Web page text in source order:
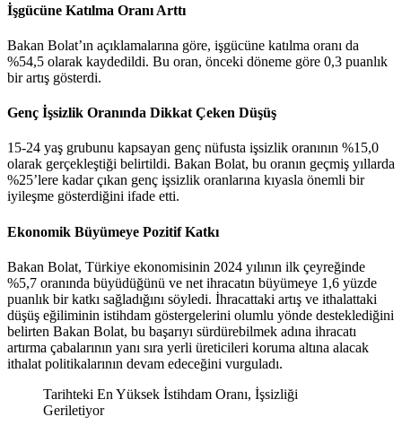
İşgücüne Katılma Oranı Arttı
Bakan Bolat’ın açıklamalarına göre, işgücüne katılma oranı da
%54,5 olarak kaydedildi. Bu oran, önceki döneme göre 0,3 puanlık
bir artış gösterdi.
Genç İşsizlik Oranında Dikkat Çeken Düşüş
15-24 yaş grubunu kapsayan genç nüfusta işsizlik oranının %15,0
olarak gerçekleştiği belirtildi. Bakan Bolat, bu oranın geçmiş yıllarda
%25’lere kadar çıkan genç işsizlik oranlarına kıyasla önemli bir
iyileşme gösterdiğini ifade etti.
Ekonomik Büyümeye Pozitif Katkı
Bakan Bolat, Türkiye ekonomisinin 2024 yılının ilk çeyreğinde
%5,7 oranında büyüdüğünü ve net ihracatın büyümeye 1,6 yüzde
puanlık bir katkı sağladığını söyledi. İhracattaki artış ve ithalattaki
düşüş eğiliminin istihdam göstergelerini olumlu yönde desteklediğini
belirten Bakan Bolat, bu başarıyı sürdürebilmek adına ihracatı
artırma çabalarının yanı sıra yerli üreticileri koruma altına alacak
ithalat politikalarının devam edeceğini vurguladı.
Tarihteki En Yüksek İstihdam Oranı, İşsizliği
Geriletiyor